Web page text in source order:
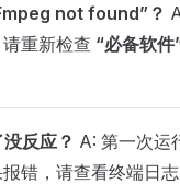
not found”？
重新检查 “必备软件
反应？ A: 第一次运
错，请查看终端日